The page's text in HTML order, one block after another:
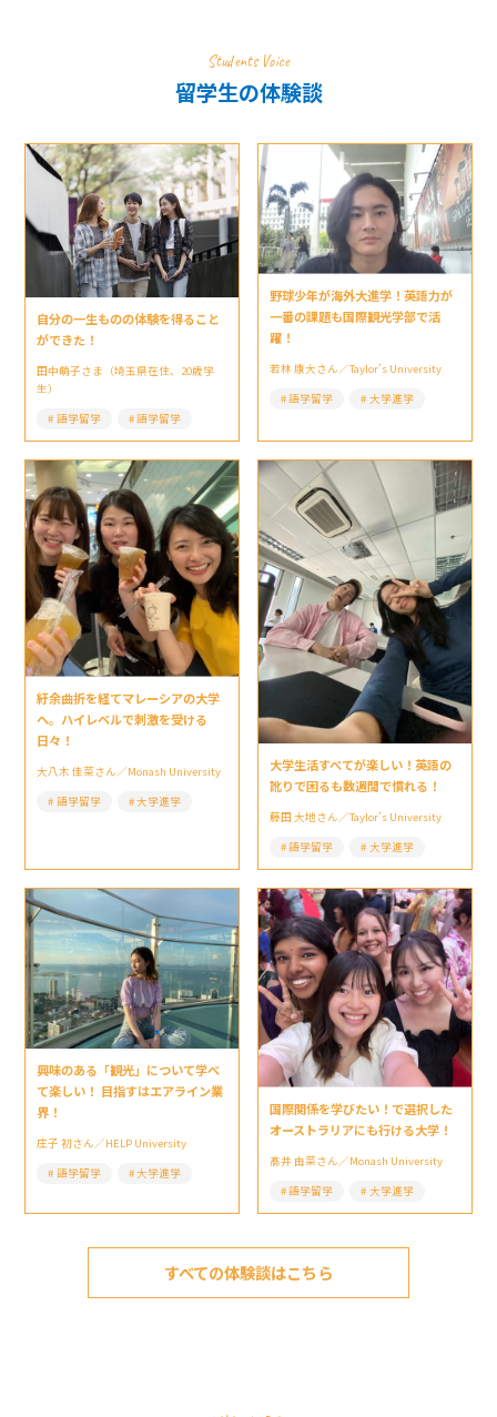
Students Voice
留学生の体験談
自分の一生ものの体験を得ること
ができた！
田中萌子さま（埼玉県在住、20歳学
生）
語学留学
語学留学
野球少年が海外大進学！英語力が
一番の課題も国際観光学部で活
躍！
若林 康大さん／Taylor’s University
語学留学
大学進学
紆余曲折を経てマレーシアの大学
へ。ハイレベルで刺激を受ける
日々！
大八木 佳菜さん／Monash University
語学留学
大学進学
大学生活すべてが楽しい！英語の
訛りで困るも数週間で慣れる！
藤田 大地さん／Taylor’s University
語学留学
大学進学
興味のある「観光」について学べ
て楽しい！ 目指すはエアライン業
界！
庄子 初さん／HELP University
語学留学
大学進学
国際関係を学びたい！で選択した
オーストラリアにも行ける大学！
髙井 由菜さん／Monash University
語学留学
大学進学
すべての体験談はこちら